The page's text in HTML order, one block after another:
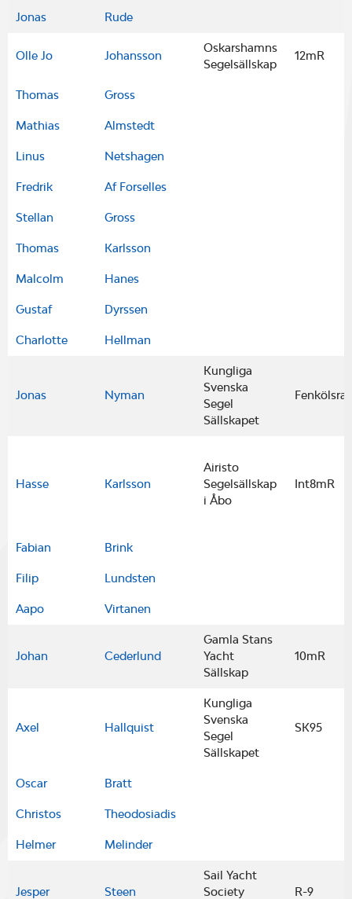
Jonas Rude
Olle Jo Johansson
Oskarshamns
Segelsällskap
12mR
Thomas Gross
Mathias Almstedt
Linus Netshagen
Fredrik Af Forselles
Stellan Gross
Thomas Karlsson
Malcolm Hanes
Gustaf Dyrssen
Charlotte Hellman
Jonas Nyman
Kungliga
Svenska
Segel
Sällskapet
Hasse Karlsson
Airisto
Segelsällskap
i Åbo
Int8mR
Fabian Brink
Filip Lundsten
Aapo Virtanen
Johan Cederlund
Gamla Stans
Yacht
Sällskap
10mR
Axel Hallquist
Kungliga
Svenska
Segel
Sällskapet
SK95
Oscar Bratt
Christos Theodosiadis
Helmer Melinder
Jesper Steen
Sail Yacht
Society
R-9